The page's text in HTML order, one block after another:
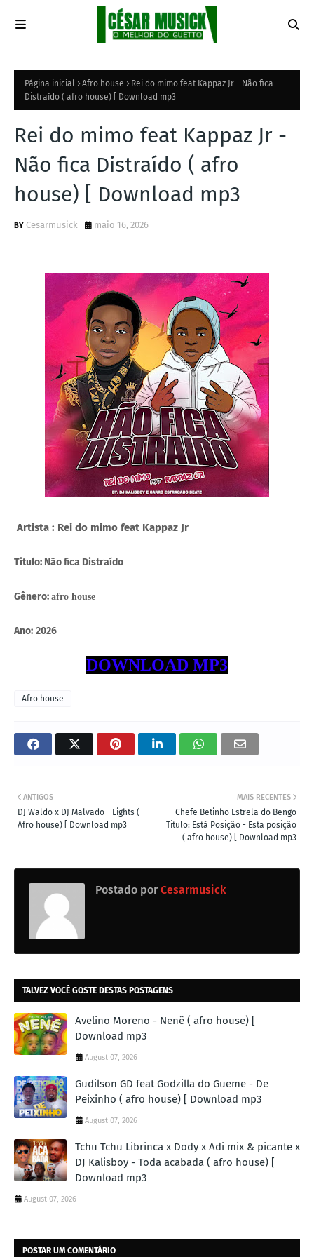
Página inicial Afro house
Rei do mimo feat Kappaz Jr - Não fica
Distraído ( afro house) [ Download mp3
Rei do mimo feat Kappaz Jr -
Não fica Distraído ( afro
house) [ Download mp3
Cesarmusick maio 16, 2026
Artista : Rei do mimo feat Kappaz Jr
Titulo: Não fica Distraído
Gênero: afro house
Ano: 2026
DOWNLOAD MP3
Afro house
MAIS RECENTES
Chefe Betinho Estrela do Bengo
Titulo: Está Posição - Esta posição
( afro house) [ Download mp3
ANTIGOS
DJ Waldo x DJ Malvado - Lights (
Afro house) [ Download mp3
Postado por Cesarmusick
TALVEZ VOCÊ GOSTE DESTAS POSTAGENS
Avelino Moreno - Nenê ( afro house) [
Download mp3
August 07, 2026
Gudilson GD feat Godzilla do Gueme - De
Peixinho ( afro house) [ Download mp3
August 07, 2026
Tchu Tchu Librinca x Dody x Adi mix & picante x
DJ Kalisboy - Toda acabada ( afro house) [
Download mp3
August 07, 2026
POSTAR UM COMENTÁRIO